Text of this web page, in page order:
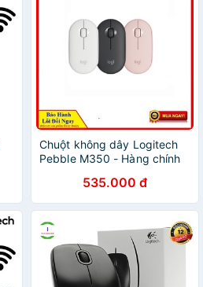
Chuột không dây Logitech
Pebble M350 - Hàng chính
535.000 đ